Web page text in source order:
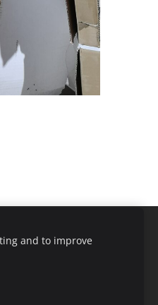
and to improve